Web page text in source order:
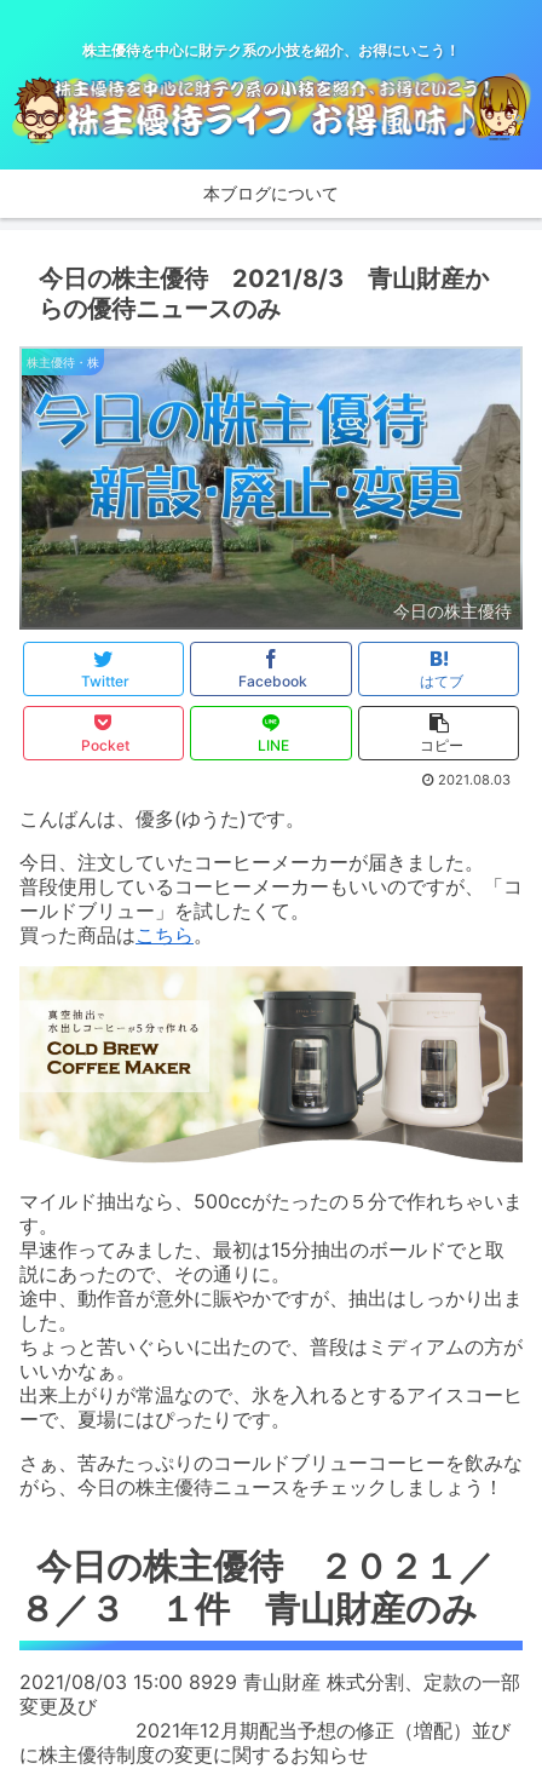
株主優待を中心に財テク系の小技を紹介、お得にいこう！
本ブログについて
今日の株主優待 2021/8/3 青山財産か
らの優待ニュースのみ
株主優待・株
今日の株主優待
Twitter Facebook はてブ
Pocket LINE コピー
2021.08.03
こんばんは、優多(ゆうた)です。
今日、注文していたコーヒーメーカーが届きました。
普段使用しているコーヒーメーカーもいいのですが、「コ
ールドブリュー」を試したくて。
買った商品はこちら 。
マイルド抽出なら、500ccがたったの５分で作れちゃいま
す。
早速作ってみました、最初は15分抽出のボールドでと取
説にあったので、その通りに。
途中、動作音が意外に賑やかですが、抽出はしっかり出ま
した。
ちょっと苦いぐらいに出たので、普段はミディアムの方が
いいかなぁ。
出来上がりが常温なので、氷を入れるとするアイスコーヒ
ーで、夏場にはぴったりです。
さぁ、苦みたっぷりのコールドブリューコーヒーを飲みな
がら、今日の株主優待ニュースをチェックしましょう！
今日の株主優待 ２０２１／
８／３ １件 青山財産のみ
2021/08/03 15:00 8929 青山財産 株式分割、定款の一部
変更及び
2021年12月期配当予想の修正（増配）並び
に株主優待制度の変更に関するお知らせ